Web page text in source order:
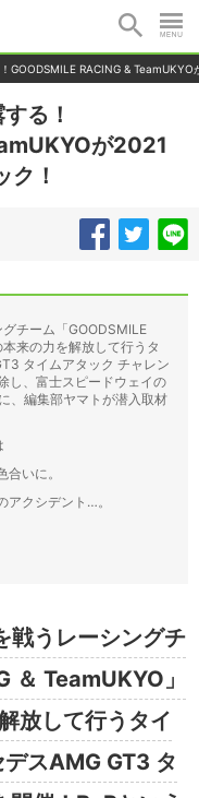
GOODSMILE RACING &
る！
が2021
ク！
チーム「GOODSMILE
来の力を解放して行うタ
タイムアタック チャレン
し、富士スピードウェイの
、編集部ヤマトが潜入取材
いに。
アクシデント…。
戦うレーシングチ
＆ TeamUKYO」
放して行うタイ
スAMG GT3 タ